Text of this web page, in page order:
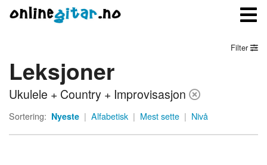
Meny
Logg inn
Filter
Leksjoner
Ukulele + Country + Improvisasjon
Sortering: Nyeste | Alfabetisk | Mest sette | Nivå